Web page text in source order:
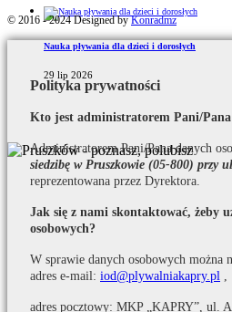
Nauka pływania dla dzieci i dorosłych
29 lip 2026
© 2016 - 2024 Designed byKonradmz
Polityka prywatności
Kto jest administratorem Pani/Pana
Administratorem Pani/Pana danych
siedzibę w Pruszkowie (05-800) przy
reprezentowana przez Dyrektora.
Jak się z nami skontaktować, żeby
osobowych?
W sprawie danych osobowych można
adres e-mail: iod@plywalniakapry.pl
adres pocztowy: MKP „KAPRY”, ul.